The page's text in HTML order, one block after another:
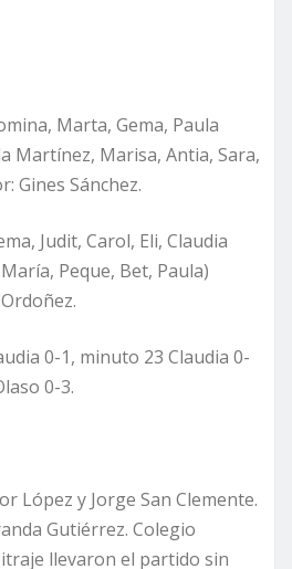
Marta, Gema, Paula
Martínez, Marisa, Antia, Sara,
Gines Sánchez.
Judit, Carol, Eli, Claudia
Peque, Bet, Paula)
0-1, minuto 23 Claudia 0-
0-3.
López y Jorge San Clemente.
Gutiérrez. Colegio
llevaron el partido sin